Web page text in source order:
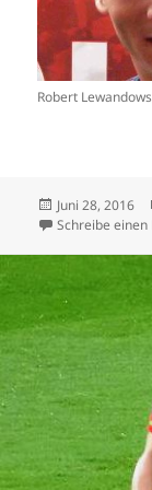
Robert
Veröffentlicht
am
Juni 28, 2016
Schreibe